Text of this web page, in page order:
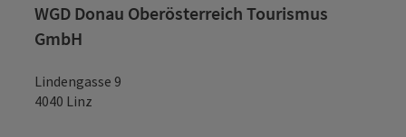
WGD Donau Oberösterreich Tourismus
GmbH
Lindengasse 9
4040 Linz